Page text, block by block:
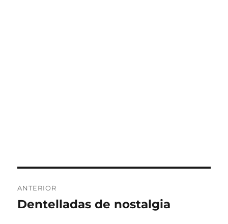
de
ANTERIOR
Entrada
Dentelladas de nostalgia